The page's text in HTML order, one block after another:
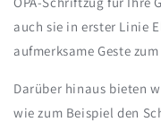
auch sie in erster Linie
aufmerksame Geste
Darüber hinaus bieten
wie zum Beispiel den